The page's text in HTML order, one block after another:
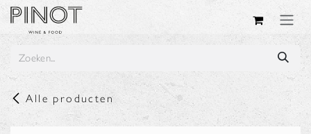
Overslaan naar inhoud
Alle producten